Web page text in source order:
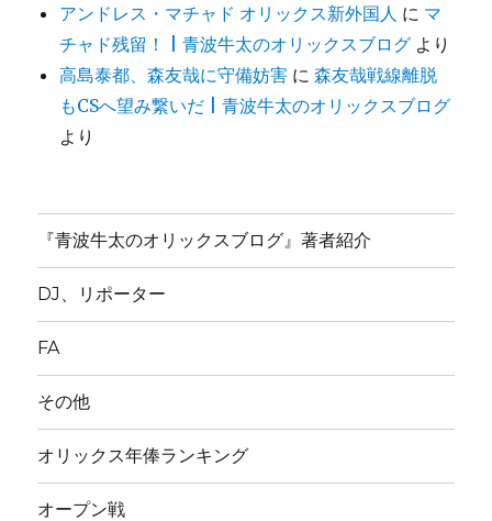
アンドレス・マチャド オリックス新外国人 に マ
チャド残留！ | 青波牛太のオリックスブログ より
高島泰都、森友哉に守備妨害 に森友哉戦線離脱
もCSへ望み繋いだ | 青波牛太のオリックスブログ
より
『青波牛太のオリックスブログ』著者紹介
DJ、リポーター
FA
その他
オリックス年俸ランキング
オープン戦